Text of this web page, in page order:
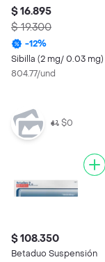
$ 16.895
$ 19.300
-12%
Sibilla (2 mg/ 0.03 mg)
804.77/und
$0
$ 108.350
Betaduo Suspensión